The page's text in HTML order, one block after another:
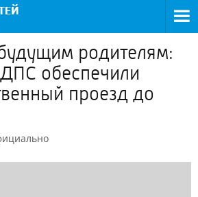
родителям:
обеспечили
проезд до